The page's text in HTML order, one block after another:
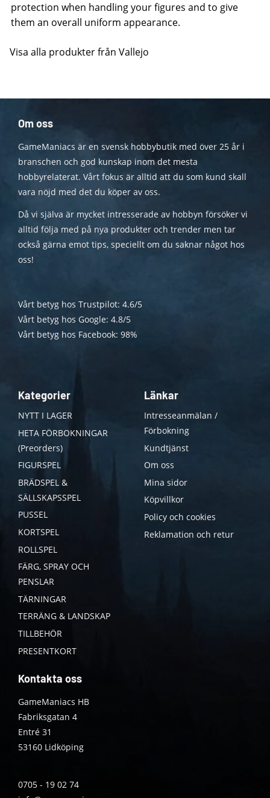
protection when handling your figures and to give
them an overall uniform appearance.
Visa alla produkter från Vallejo
Om oss
GameManiacs är en svensk hobbybutik med över 25 år i
branschen och god kunskap inom det mesta
hobbyrelaterat. Vårt fokus är alltid att du som kund skall
vara nöjd med det du köper av oss.
Då vi själva är mycket intresserade av hobbyn försöker vi
alltid följa med på nya produkter och trender men tar
också gärna emot tips, speciellt om du saknar något hos
oss!
Vårt betyg hos Trustpilot: 4.6/5
Vårt betyg hos Google: 4.8/5
Vårt betyg hos Facebook: 98%
Kategorier
NYTT I LAGER
HETA FÖRBOKNINGAR
(Preorders)
FIGURSPEL
BRÄDSPEL &
SÄLLSKAPSSPEL
PUSSEL
KORTSPEL
ROLLSPEL
FÄRG, SPRAY OCH
PENSLAR
TÄRNINGAR
TERRÄNG & LANDSKAP
TILLBEHÖR
PRESENTKORT
Länkar
Intresseanmälan /
Förbokning
Kundtjänst
Om oss
Mina sidor
Köpvillkor
Policy och cookies
Reklamation och retur
Kontakta oss
GameManiacs HB
Fabriksgatan 4
Entré 31
53160 Lidköping
0705 - 19 02 74